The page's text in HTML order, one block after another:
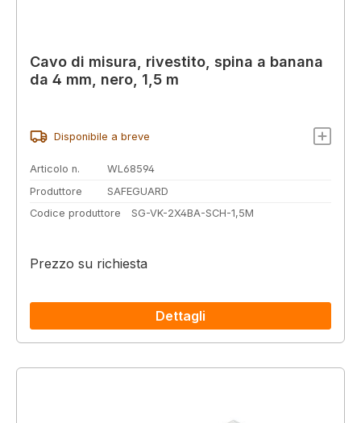
Cavo di misura, rivestito, spina a banana
da 4 mm, nero, 1,5 m
Disponibile a breve
Articolo n.
WL68594
Produttore
SAFEGUARD
Codice produttore
SG-VK-2X4BA-SCH-1,5M
Prezzo su richiesta
Dettagli